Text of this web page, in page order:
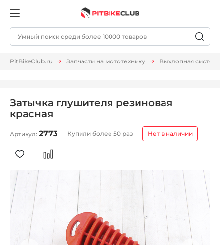
PitBikeClub.ru Запчасти на мототехнику Выхлопная
Затычка глушителя резиновая
красная
Артикул: 2773 Купили более 50 раз Нет в наличии